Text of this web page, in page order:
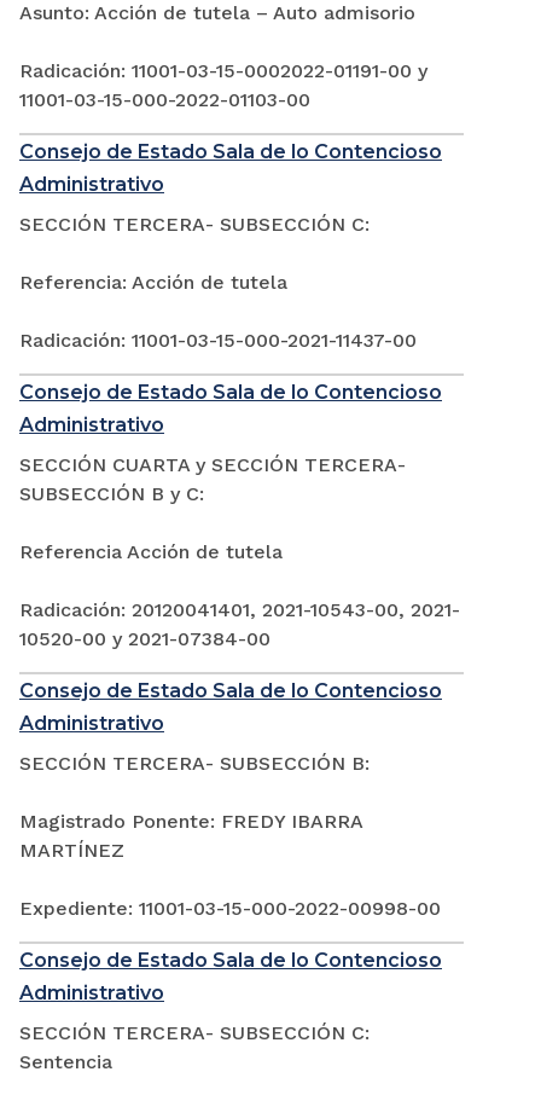
Asunto: Acción de tutela – Auto admisorio
Radicación: 11001-03-15-0002022-01191-00 y
11001-03-15-000-2022-01103-00
Consejo de Estado Sala de lo Contencioso
Administrativo
SECCIÓN TERCERA- SUBSECCIÓN C:
Referencia: Acción de tutela
Radicación: 11001-03-15-000-2021-11437-00
Consejo de Estado Sala de lo Contencioso
Administrativo
SECCIÓN CUARTA y SECCIÓN TERCERA-
SUBSECCIÓN B y C:
Referencia Acción de tutela
Radicación: 20120041401, 2021-10543-00, 2021-
10520-00 y 2021-07384-00
Consejo de Estado Sala de lo Contencioso
Administrativo
SECCIÓN TERCERA- SUBSECCIÓN B:
Magistrado Ponente: FREDY IBARRA
MARTÍNEZ
Expediente: 11001-03-15-000-2022-00998-00
Consejo de Estado Sala de lo Contencioso
Administrativo
SECCIÓN TERCERA- SUBSECCIÓN C:
Sentencia